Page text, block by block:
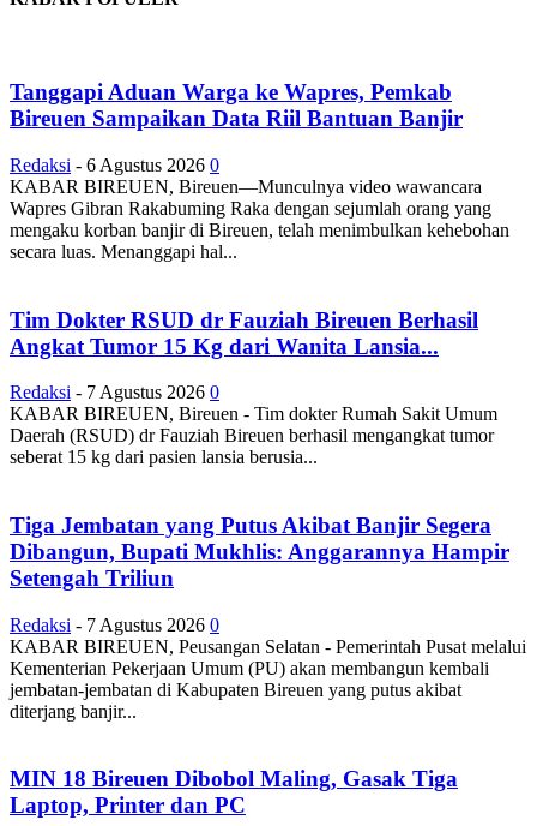
Tanggapi Aduan Warga ke Wapres, Pemkab
Bireuen Sampaikan Data Riil Bantuan Banjir
Redaksi - 6 Agustus 2026 0
KABAR BIREUEN, Bireuen—Munculnya video wawancara
Wapres Gibran Rakabuming Raka dengan sejumlah orang yang
mengaku korban banjir di Bireuen, telah menimbulkan kehebohan
secara luas. Menanggapi hal...
Tim Dokter RSUD dr Fauziah Bireuen Berhasil
Angkat Tumor 15 Kg dari Wanita Lansia...
Redaksi - 7 Agustus 2026 0
KABAR BIREUEN, Bireuen - Tim dokter Rumah Sakit Umum
Daerah (RSUD) dr Fauziah Bireuen berhasil mengangkat tumor
seberat 15 kg dari pasien lansia berusia...
Tiga Jembatan yang Putus Akibat Banjir Segera
Dibangun, Bupati Mukhlis: Anggarannya Hampir
Setengah Triliun
Redaksi - 7 Agustus 2026 0
KABAR BIREUEN, Peusangan Selatan - Pemerintah Pusat melalui
Kementerian Pekerjaan Umum (PU) akan membangun kembali
jembatan-jembatan di Kabupaten Bireuen yang putus akibat
diterjang banjir...
MIN 18 Bireuen Dibobol Maling, Gasak Tiga
Laptop, Printer dan PC